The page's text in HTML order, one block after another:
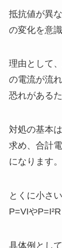
抵抗値が異
の変化を意
理由として
の電流が流
恐れがあるた
対処の基本
求め、合計
になります。
とくに小さ
P=VIや
具体例とし